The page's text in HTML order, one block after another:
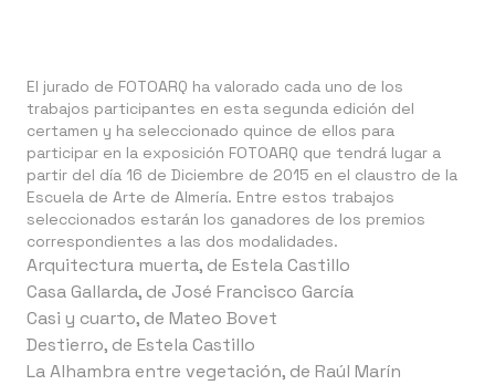
El jurado de FOTOARQ ha valorado cada uno de los
trabajos participantes en esta segunda edición del
certamen y ha seleccionado quince de ellos para
participar en la exposición FOTOARQ que tendrá lugar a
partir del día 16 de Diciembre de 2015 en el claustro de la
Escuela de Arte de Almería. Entre estos trabajos
seleccionados estarán los ganadores de los premios
correspondientes a las dos modalidades.
Arquitectura muerta, de Estela Castillo
Casa Gallarda, de José Francisco García
Casi y cuarto, de Mateo Bovet
Destierro, de Estela Castillo
La Alhambra entre vegetación, de Raúl Marín